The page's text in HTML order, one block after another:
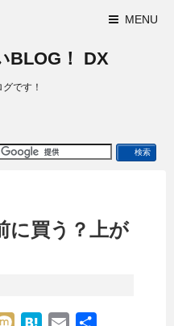
MENU
BLOG！ DX
です！
に買う？上が